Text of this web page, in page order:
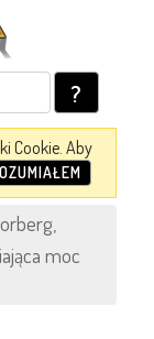
?
Cookie. Aby
moc